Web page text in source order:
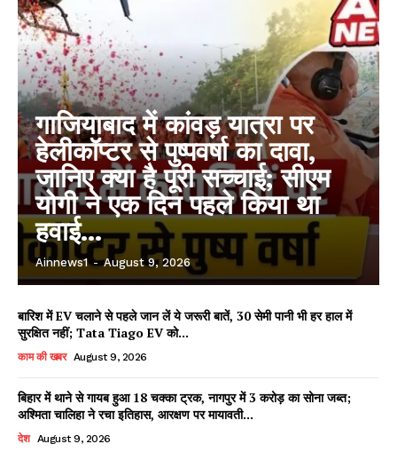
गाजियाबाद में कांवड़ यात्रा पर
हेलीकॉप्टर से पुष्पवर्षा का दावा,
जानिए क्या है पूरी सच्चाई; सीएम
योगी ने एक दिन पहले किया था
हवाई...
Ainnews1 - August 9, 2026
बारिश में EV चलाने से पहले जान लें ये जरूरी बातें, 30 सेमी पानी भी हर हाल में
सुरक्षित नहीं; Tata Tiago EV को...
काम की खबर August 9, 2026
बिहार में थाने से गायब हुआ 18 चक्का ट्रक, नागपुर में 3 करोड़ का सोना जब्त;
अश्मिता चालिहा ने रचा इतिहास, आरक्षण पर मायावती...
देश August 9, 2026